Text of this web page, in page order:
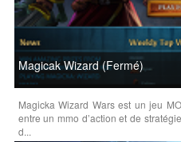
Magicak Wizard (Fermé)
Magicka Wizard Wars est un jeu
entre un mmo d’action et de
d...